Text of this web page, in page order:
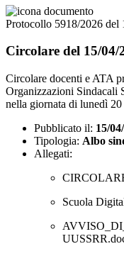
Protocollo 5918/2026 del
Circolare del 15/04/
Circolare docenti e ATA
Organizzazioni Sindacali
nella giornata di lunedì
Pubblicato il: 15/
Tipologia: Albo
Allegati:
Scuola